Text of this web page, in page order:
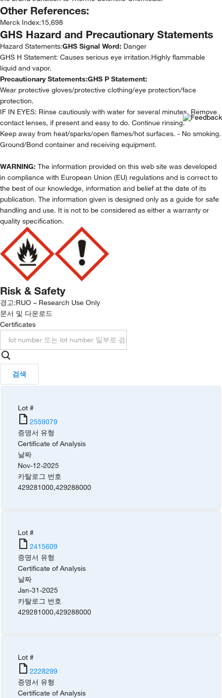
Other References:
Merck Index:15,698
GHS Hazard and Precautionary Statements
Hazard Statements:GHS Signal Word: Danger
GHS H Statement: Causes serious eye irritation.Highly flammable
liquid and vapor.
Precautionary Statements:GHS P Statement:
Wear protective gloves/protective clothing/eye protection/face
protection.
IF IN EYES: Rinse cautiously with water for several minutes. Remove
contact lenses, if present and easy to do. Continue rinsing.
Keep away from heat/sparks/open flames/hot surfaces. - No smoking.
Ground/Bond container and receiving equipment.
WARNING: The information provided on this web site was developed
in compliance with European Union (EU) regulations and is correct to
the best of our knowledge, information and belief at the date of its
publication. The information given is designed only as a guide for safe
handling and use. It is not to be considered as either a warranty or
quality specification.
Risk & Safety
경고:RUO – Research Use Only
문서 및 다운로드
Certificates
검색
Lot #
2559079
증명서 유형
Certificate of Analysis
날짜
Nov-12-2025
카탈로그 번호
429281000,429288000
Lot #
2415609
증명서 유형
Certificate of Analysis
날짜
Jan-31-2025
카탈로그 번호
429281000,429288000
Lot #
2228299
증명서 유형
Certificate of Analysis